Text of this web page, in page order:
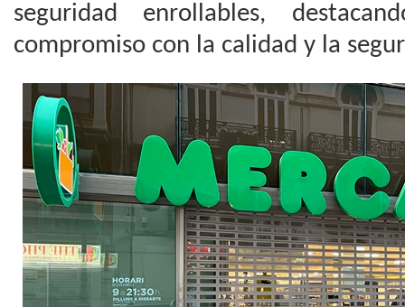
seguridad enrollables,
compromiso con la calidad y la